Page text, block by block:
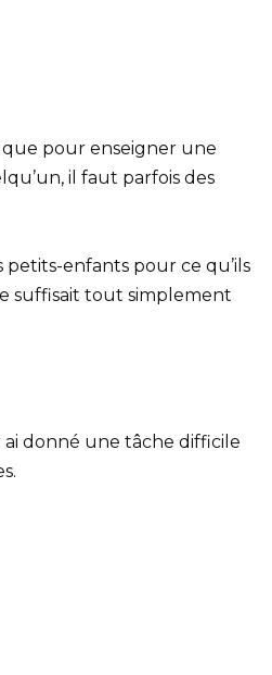
que pour enseigner une
il faut parfois des
petits-enfants pour ce qu’ils
suffisait tout simplement
donné une tâche difficile